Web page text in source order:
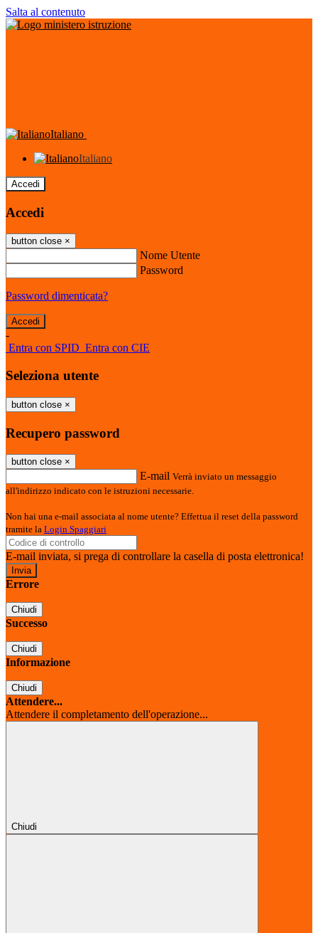
Salta al contenuto
Italiano
Italiano
Accedi
Accedi
button close ×
Nome Utente
Password
Password dimenticata?
-
Entra con SPID Entra con CIE
Seleziona utente
button close ×
Recupero password
button close ×
E-mail Verrà inviato un messaggio
all'indirizzo indicato con le istruzioni necessarie.
Non hai una e-mail associata al nome utente? Effettua il reset della password
tramite la Login Spaggiari
E-mail inviata, si prega di controllare la casella di posta elettronica!
Errore
Chiudi
Successo
Chiudi
Informazione
Chiudi
Attendere...
Attendere il completamento dell'operazione...
Chiudi